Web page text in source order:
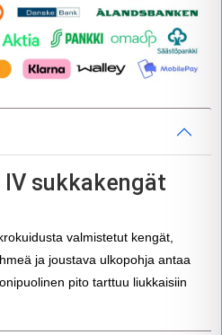
IV sukkakengät
valmistetut kengät,
ja joustava ulkopohja antaa
pito tarttuu liukkaisiin